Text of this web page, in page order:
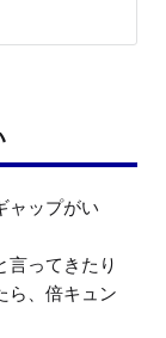
ャップがい
言ってきたり
ら、倍キュン